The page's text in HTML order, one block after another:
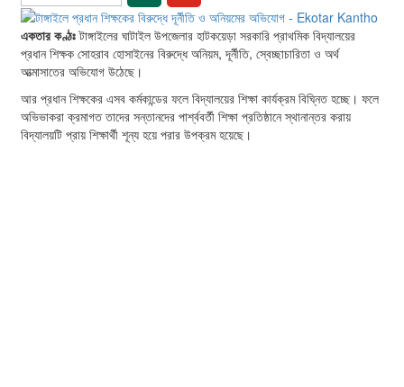
একতার কণ্ঠঃটাঙ্গাইলের ঘাটাইল উপজেলার হাটকয়েড়া সরকারি প্রাথমিক বিদ্যালয়ের
প্রধান শিক্ষক সোহরাব হোসাইনের বিরুদ্ধে অনিয়ম, দূর্নীতি, স্বেচ্ছাচারিতা ও অর্থ
আত্মাসাতের অভিযোগ উঠেছে।
আর প্রধান শিক্ষকের এসব কর্মকান্ডের ফলে বিদ্যালয়ের শিক্ষা কার্যক্রম বিঘ্নিত হচ্ছে। ফলে
অভিভাকরা ক্রমাগত তাদের সন্তানদের পার্শ্ববর্তী শিক্ষা প্রতিষ্ঠানে স্থানান্তর করায়
বিদ্যালয়টি প্রায় শিক্ষার্থী শূন্য হয়ে পরার উপক্রম হয়েছে।